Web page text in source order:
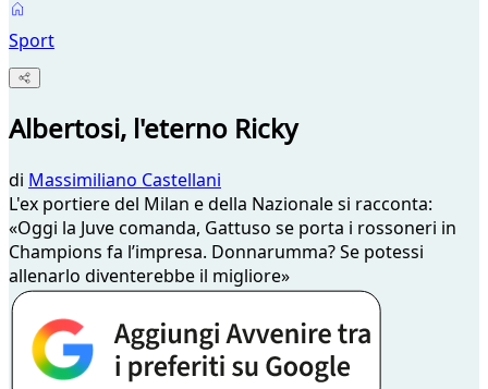
Sport
Albertosi, l'eterno Ricky
di Massimiliano Castellani
L'ex portiere del Milan e della Nazionale si racconta:
«Oggi la Juve comanda, Gattuso se porta i rossoneri in
Champions fa l’impresa. Donnarumma? Se potessi
allenarlo diventerebbe il migliore»